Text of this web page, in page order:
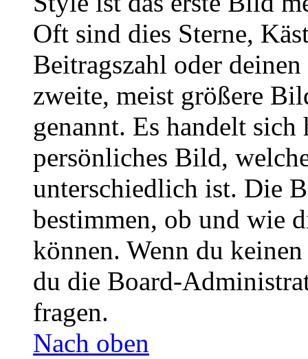
Oft sind dies Sterne,
Beitragszahl oder
zweite, meist größere
genannt. Es handelt
persönliches Bild,
unterschiedlich ist. Die
bestimmen, ob und wie
können. Wenn du
du die Board-
fragen.
Nach oben